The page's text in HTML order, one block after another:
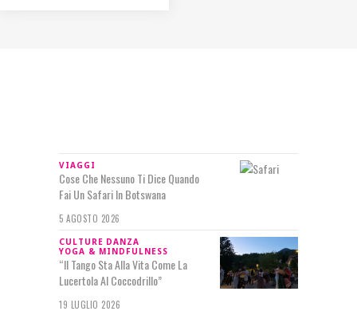
VIAGGI
Cose Che Nessuno Ti Dice Quando
Fai Un Safari In Botswana
5 AGOSTO 2026
CULTURE DANZA
YOGA & MINDFULNESS
“Il Tango Sta Alla Vita Come La
Lucertola Al Coccodrillo”
19 LUGLIO 2026